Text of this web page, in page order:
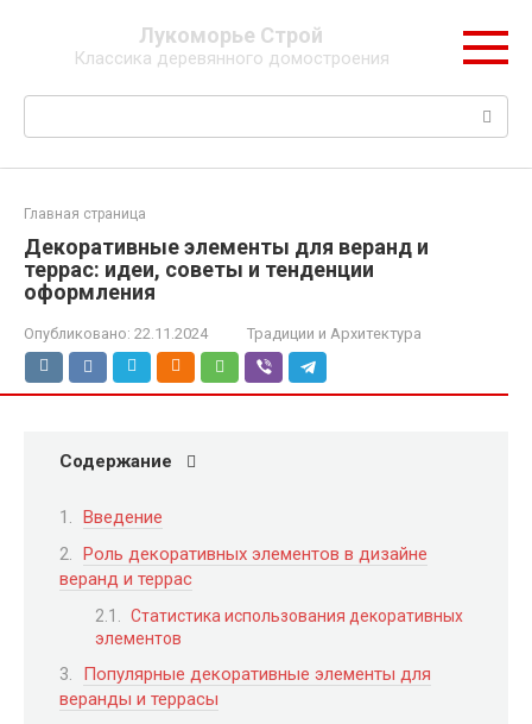
Лукоморье Строй
Классика деревянного домостроения
Поиск:
Главная страница
Декоративные элементы для веранд и
террас: идеи, советы и тенденции
оформления
Опубликовано: 22.11.2024 Традиции и Архитектура
Содержание
Введение
Роль декоративных элементов в дизайне
веранд и террас
Статистика использования декоративных
элементов
Популярные декоративные элементы для
веранды и террасы